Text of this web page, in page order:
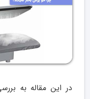
در این مقاله به